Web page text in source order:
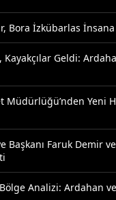
Bora İzkübarlas İnsana
Geldi:
Müdürlüğü’nden Yeni
Başkanı Faruk Demir
Analizi: Ardahan